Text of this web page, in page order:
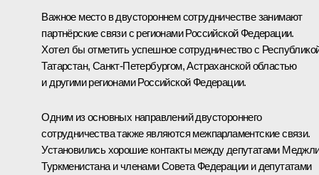
Важное место в двустороннем сотрудничестве занимают
партнёрские связи с регионами Российской Федерации.
Хотел бы отметить успешное сотрудничество с
Татарстан, Санкт-Петербургом, Астраханской областью
и другими регионами Российской Федерации.
Одним из основных направлений двустороннего
сотрудничества также являются межпарламентские связи.
Установились хорошие контакты между депутатами
Туркменистана и членами Совета Федерации и депутатами